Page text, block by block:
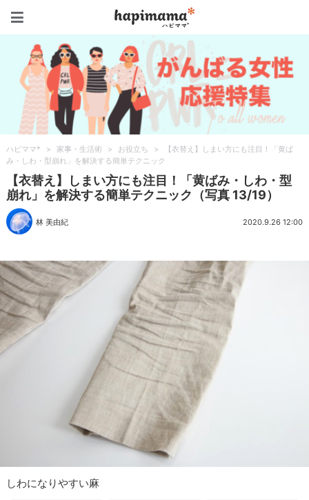
ハピママ* > 家事・生活術 > お役立ち >
【衣替え】しまい方にも注目！「黄ば
み・しわ・型崩れ」を解決する簡単テクニック
【衣替え】しまい方にも注目！「黄ばみ・しわ・型
崩れ」を解決する簡単テクニック（写真 13/19）
林 美由紀 2020.9.26 12:00
しわになりやすい麻